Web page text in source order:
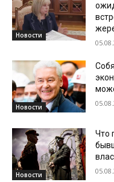
Новости
Новости
Новости
Что